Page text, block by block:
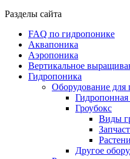
Разделы сайта
FAQ по гидропонике
Аквапоника
Аэропоника
Вертикальное
Гидропоника
Оборудование для
Гидропонная
Гроубокс
Виды
Другое